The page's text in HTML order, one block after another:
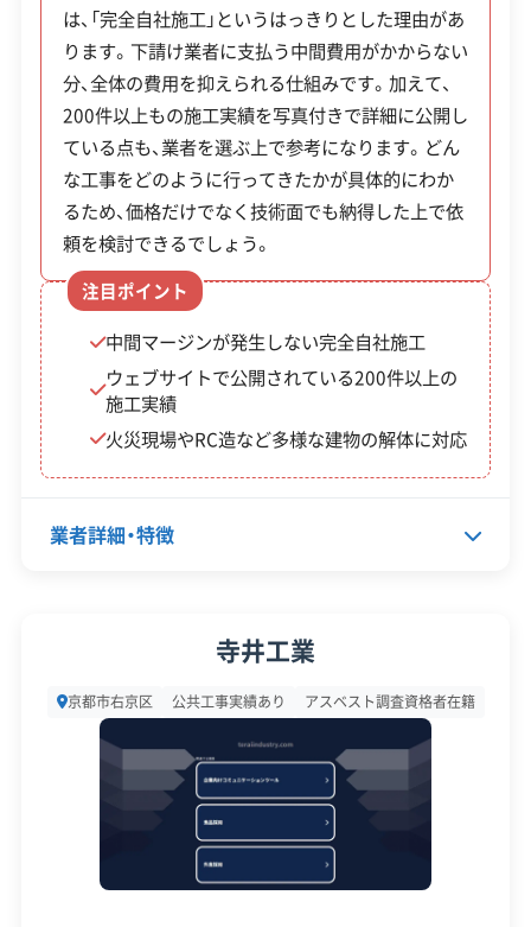
公式HP 公式サイトを見る
SNS SNSを見る
許可番号
【建設業許可】
京都府知事：第041629号
【産業廃棄物収集運搬業許可】
京都府知事：第02600213672号
滋賀県知事：第02501213672号
全部見る
この解体業者の特徴
企業経
験・規模
創業30年以上
対応工事 土木工事 外構工事
県外出張
保有資格
策・リス
ク管理
現場清掃
自社ホームページ
無料見積もり
建設リサイクル届
近隣挨拶
す。火災現場の解体や鉄筋コンクリート（RC）造の
建物といった多様な事例があるため、依頼前に技術
力を確認できる点も安心材料の一つです。
は、「完全自社施工」というはっきりとした理由があ
ります。下請け業者に支払う中間費用がかからない
分、全体の費用を抑えられる仕組みです。加えて、
200件以上もの施工実績を写真付きで詳細に公開し
ている点も、業者を選ぶ上で参考になります。どん
な工事をどのように行ってきたかが具体的にわか
るため、価格だけでなく技術面でも納得した上で依
頼を検討できるでしょう。
注目ポイント
中間マージンが発生しない完全自社施工
ウェブサイトで公開されている200件以上の
施工実績
火災現場やRC造など多様な建物の解体に対応
業者詳細・特徴
向田町33-5吉祥院ガーデンハイ
-
900万円
電話番号 075-322-4154
寺井工業
京都市右京区 公共工事実績あり アスベスト調査資格者在籍